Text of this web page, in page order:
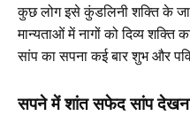
कुछ लोग इसे कुंडलिनी शक्ति के
मान्यताओं में नागों को दिव्य शक्ति
सांप का सपना कई बार शुभ और
सपने में शांत सफेद सांप